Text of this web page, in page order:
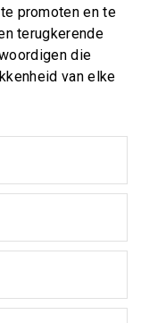
promoten en te
terugkerende
die
van elke